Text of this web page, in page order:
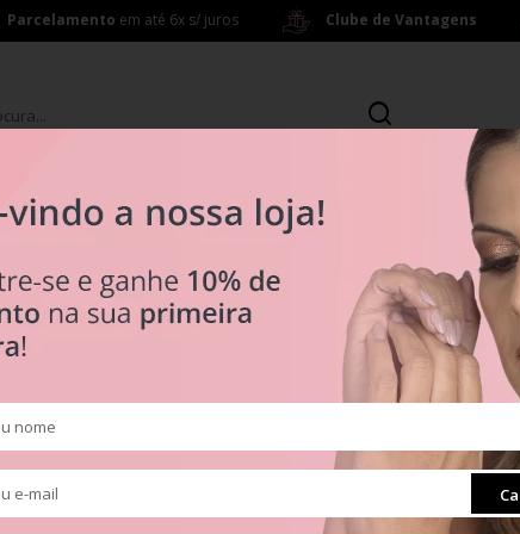
Parcelamento em até 6x s/ juros Clube de Vantagens
Tipos
Clipes
Pingentes
Radiante
Brincos
a partir de R$ 199,00